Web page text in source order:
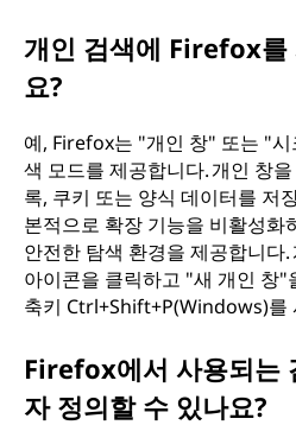
개인 검색에 Firefox를
요?
예, Firefox는 "개인 창" 또는 "
색 모드를 제공합니다. 개인 창
록, 쿠키 또는 양식 데이터를 저
본적으로 확장 기능을 비활성화
안전한 탐색 환경을 제공합니다
아이콘을 클릭하고 "새 개인 창
축키 Ctrl+Shift+P(Windows)를
Firefox에서 사용되는
자 정의할 수 있나요?